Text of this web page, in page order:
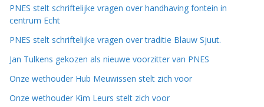
PNES stelt schriftelijke vragen over handhaving fontein in
centrum Echt
PNES stelt schriftelijke vragen over traditie Blauw Sjuut.
Jan Tulkens gekozen als nieuwe voorzitter van PNES
Onze wethouder Hub Meuwissen stelt zich voor
Onze wethouder Kim Leurs stelt zich voor